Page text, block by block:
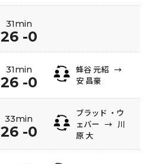
31min
26 -0
31min
26 -0
蜂谷 元紹 →
安 昌豪
33min
26 -0
ブラッド ・ウ
ェバー → 川
原 大